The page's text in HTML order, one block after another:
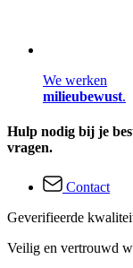
We werken
milieubewust.
Hulp nodig bij je
vragen.
Contact
Geverifieerde
Veilig en vertrouwd